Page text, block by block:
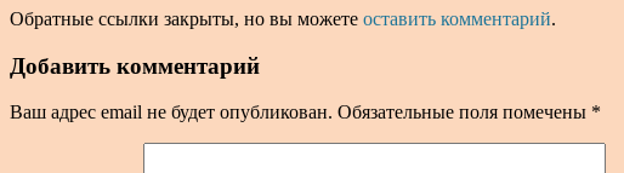
Обратные ссылки закрыты, но вы можете оставить комментарий.
Добавить комментарий
Ваш адрес email не будет опубликован. Обязательные поля помечены *